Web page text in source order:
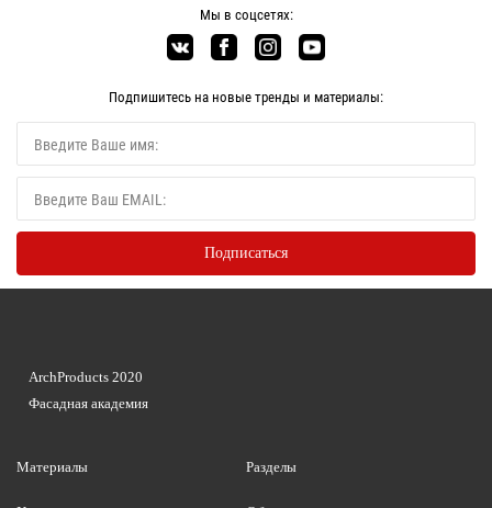
Мы в соцсетях:
Подпишитесь на новые тренды и материалы:
Материалы Разделы
ArchProducts 2020
Фасадная академия